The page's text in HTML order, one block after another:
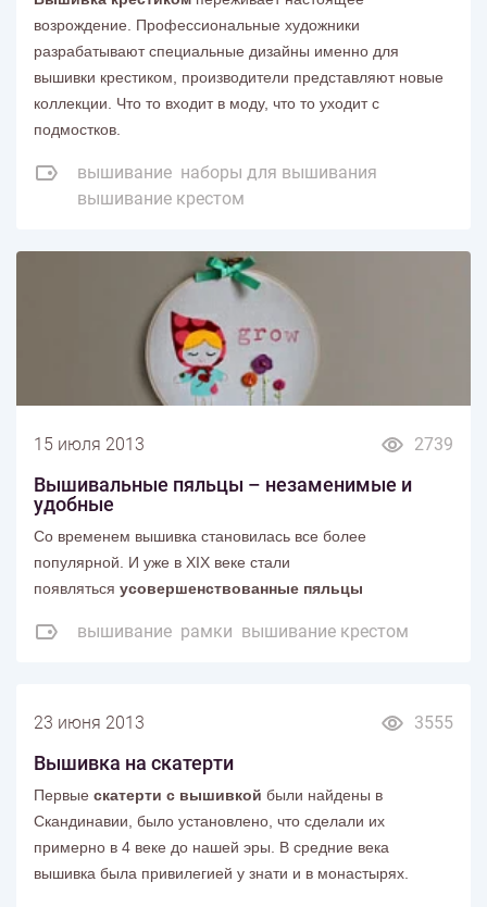
возрождение. Профессиональные художники
разрабатывают специальные дизайны именно для
вышивки крестиком, производители представляют новые
коллекции. Что то входит в моду, что то уходит с
подмостков.
вышивание наборы для вышивания
вышивание крестом
2739
15 июля 2013
Вышивальные пяльцы – незаменимые и
удобные
Со временем вышивка становилась все более
популярной. И уже в XIX веке стали
появляться усовершенствованные пяльцы
вышивание рамки вышивание крестом
3555
23 июня 2013
Вышивка на скатерти
Первые скатерти с вышивкой были найдены в
Скандинавии, было установлено, что сделали их
примерно в 4 веке до нашей эры. В средние века
вышивка была привилегией у знати и в монастырях.